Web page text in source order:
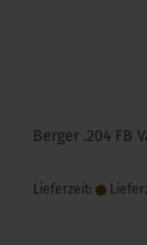
Berger .204 FB
Lieferzeit: